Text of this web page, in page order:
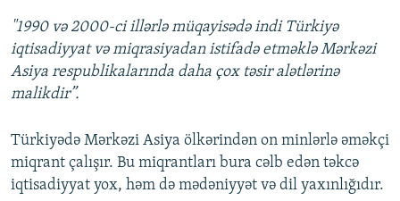
"1990 və 2000-ci illərlə müqayisədə indi Türkiyə
iqtisadiyyat və miqrasiyadan istifadə etməklə Mərkəzi
Asiya respublikalarında daha çox təsir alətlərinə
malikdir”.
Türkiyədə Mərkəzi Asiya ölkərindən on minlərlə əməkçi
miqrant çalışır. Bu miqrantları bura cəlb edən təkcə
iqtisadiyyat yox, həm də mədəniyyət və dil yaxınlığıdır.